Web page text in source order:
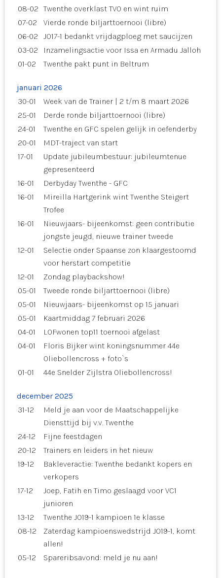
08-02 Twenthe overklast TVO en wint ruim
07-02
Vierde ronde biljarttoernooi (libre)
06-02
JO17-1 bedankt vrijdagploeg met saucijzen
03-02
Inzamelingsactie voor Issa en Armadu Jalloh
01-02
Twenthe pakt punt in Beltrum
januari 2026
30-01
Week van de Trainer | 2 t/m 8 maart 2026
25-01
Derde ronde biljarttoernooi (libre)
24-01
Twenthe en GFC spelen gelijk in oefenderby
20-01
MDT-traject van start
17-01
Update jubileumbestuur: jubileumtenue
gepresenteerd
16-01
Derbyday Twenthe - GFC
16-01
Mireilla Hartgerink wint Twenthe Steigert
Trofee
16-01
Nieuwjaars- bijeenkomst: geen contributie
jongste jeugd, nieuwe trainer tweede
12-01
Selectie onder Spaanse zon klaargestoomd
voor herstart competitie
12-01
Zondag playbackshow!
05-01
Tweede ronde biljarttoernooi (libre)
05-01
Nieuwjaars- bijeenkomst op 15 januari
05-01
Kaartmiddag 7 februari 2026
04-01
LOFwonen top11 toernooi afgelast
04-01
Floris Bijker wint koningsnummer 44e
Oliebollencross + foto`s
01-01
44e Snelder Zijlstra Oliebollencross!
december 2025
31-12
Meld je aan voor de Maatschappelijke
Diensttijd bij v.v. Twenthe
24-12
Fijne feestdagen
20-12
Trainers en leiders in het nieuw
19-12
Bakleveractie: Twenthe bedankt kopers en
verkopers
17-12
Joep, Fatih en Timo geslaagd voor VC1
junioren
13-12
Twenthe JO19-1 kampioen 1e klasse
08-12
Zaterdag kampioenswedstrijd JO19-1, komt
allen!
05-12
Spareribsavond: meld je nu aan!